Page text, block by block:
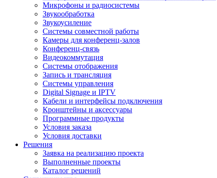
Микрофоны и радиосистемы
Звукообработка
Звукоусиление
Системы совместной работы
Камеры для конференц-залов
Конференц-связь
Видеокоммутация
Системы отображения
Запись и трансляция
Системы управления
Digital Signage и IPTV
Кабели и интерфейсы подключения
Кронштейны и аксессуары
Программные продукты
Условия заказа
Условия доставки
Решения
Заявка на реализацию проекта
Выполненные проекты
Каталог решений